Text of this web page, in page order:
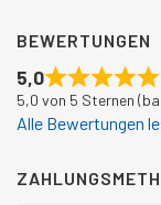
BEWERTUNGEN
5,0
5,0 von 5 Sternen
Alle Bewertungen